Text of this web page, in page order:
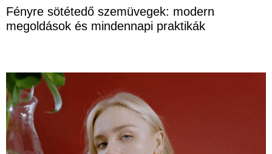
Fényre sötétedő szemüvegek: modern
megoldások és mindennapi praktikák